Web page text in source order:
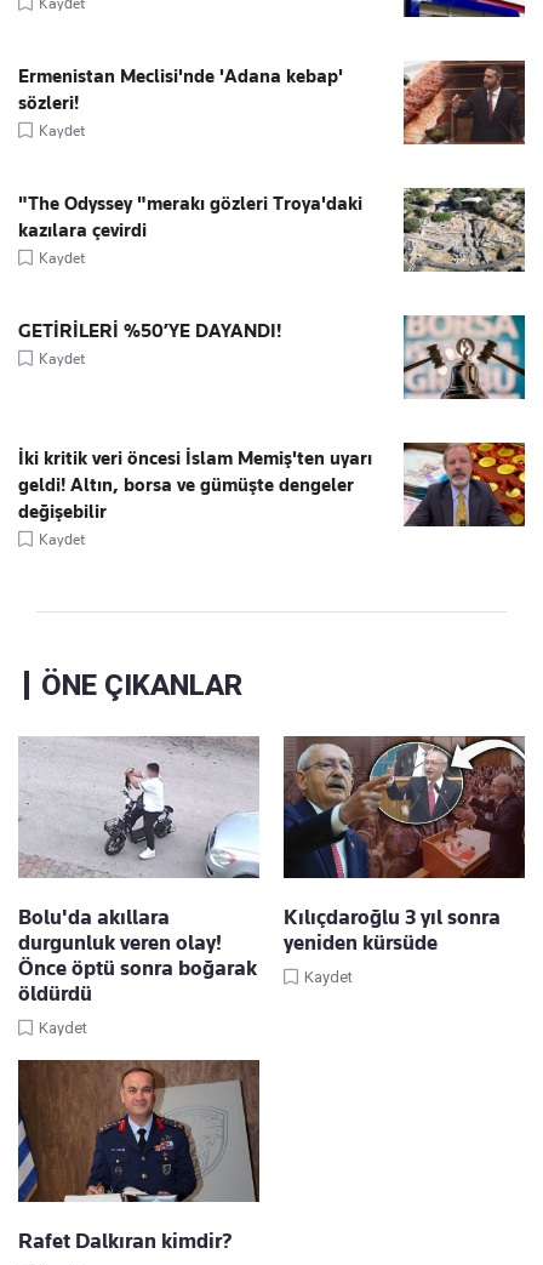
Ermenistan Meclisi'nde 'Adana kebap'
sözleri!
Kaydet
"The Odyssey "merakı gözleri Troya'daki
kazılara çevirdi
Kaydet
GETİRİLERİ %50’YE DAYANDI!
Kaydet
İki kritik veri öncesi İslam Memiş'ten uyarı
geldi! Altın, borsa ve gümüşte dengeler
değişebilir
Kaydet
ÖNE ÇIKANLAR
Bolu'da akıllara
durgunluk veren olay!
Önce öptü sonra boğarak
öldürdü
Kaydet
Kılıçdaroğlu 3 yıl sonra
yeniden kürsüde
Kaydet
Rafet Dalkıran kimdir?